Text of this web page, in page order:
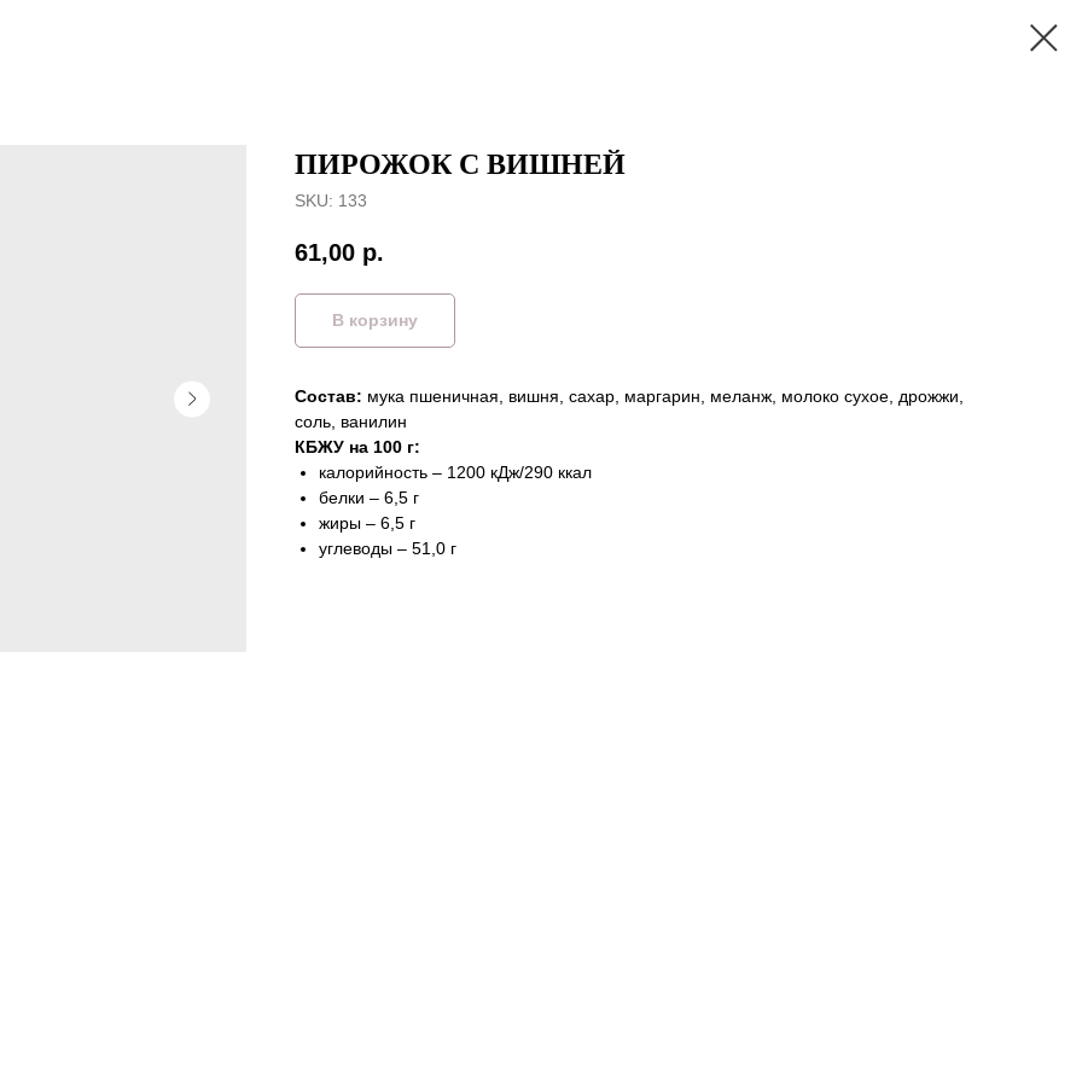
ПИРОЖОК С ВИШНЕЙ
SKU: 133
61,00 р.
В корзину
Состав: мука пшеничная, вишня, сахар, маргарин, меланж, молоко сухое, дрожжи,
соль, ванилин
КБЖУ на 100 г:
калорийность – 1200 кДж/290 ккал
белки – 6,5 г
жиры – 6,5 г
углеводы – 51,0 г